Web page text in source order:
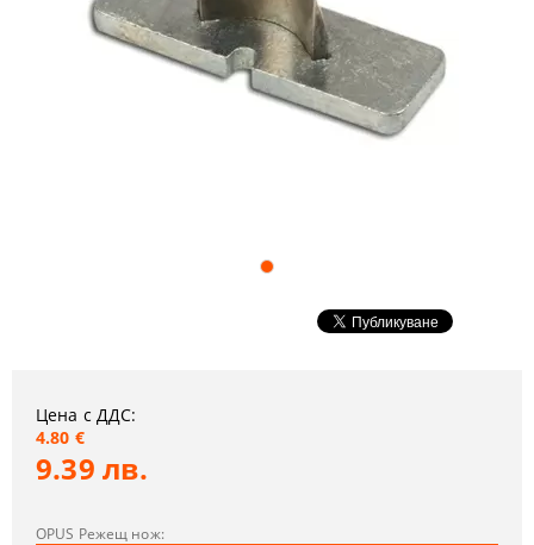
Цена с ДДС:
4.80 €
9.39 лв.
OPUS Режещ нож: